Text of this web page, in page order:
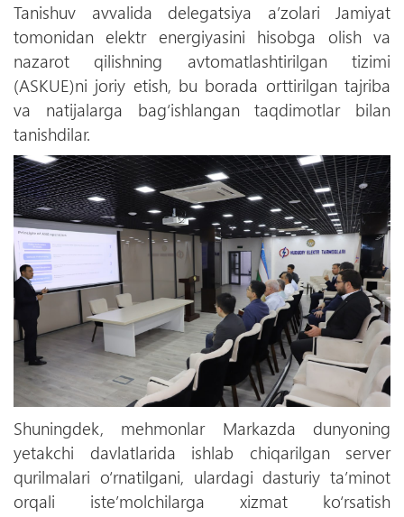
Tanishuv avvalida delegatsiya a’zolari Jamiyat
tomonidan elektr energiyasini hisobga olish va
nazarot qilishning avtomatlashtirilgan tizimi
(ASKUE)ni joriy etish, bu borada orttirilgan tajriba
va natijalarga bag‘ishlangan taqdimotlar bilan
tanishdilar.
Shuningdek, mehmonlar Markazda dunyoning
yetakchi davlatlarida ishlab chiqarilgan server
qurilmalari o‘rnatilgani, ulardagi dasturiy ta’minot
orqali iste’molchilarga xizmat ko‘rsatish